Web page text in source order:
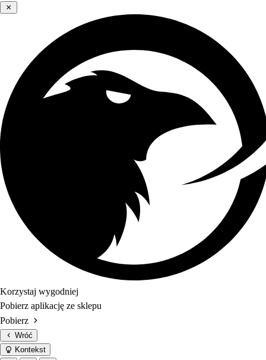
Korzystaj wygodniej
Pobierz aplikację ze sklepu
Pobierz
Wróć
Kontekst